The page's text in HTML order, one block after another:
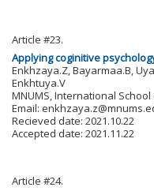
Article #23.
Applying coginitive
Enkhzaya.Z, Bayarmaa.B,
Enkhtuya.V
MNUMS, International
Email:
Recieved date: 2021.10.22
Accepted date: 2021.11.22
Article #24.